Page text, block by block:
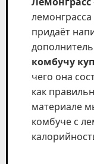
придаёт
комбучу
чего она
как
материале
комбуче с